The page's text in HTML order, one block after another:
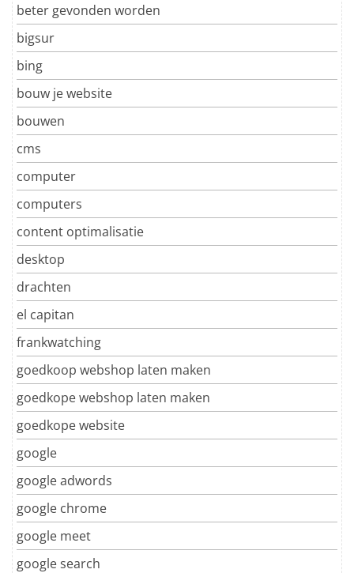
beter gevonden worden
bigsur
bing
bouw je website
bouwen
cms
computer
computers
content optimalisatie
desktop
drachten
el capitan
frankwatching
goedkoop webshop laten maken
goedkope webshop laten maken
goedkope website
google
google adwords
google chrome
google meet
google search